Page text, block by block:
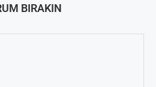
BIRAKIN